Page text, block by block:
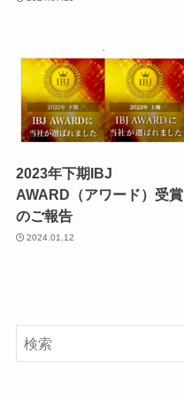
2023年下期IBJ
AWARD（アワード）受賞
のご報告
2024.01.12